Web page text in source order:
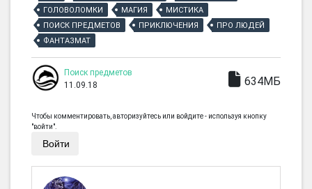
ГОЛОВОЛОМКИ
МАГИЯ
МИСТИКА
ПОИСК ПРЕДМЕТОВ
ПРИКЛЮЧЕНИЯ
ПРО ЛЮДЕЙ
ФАНТАЗМАТ
Поиск предметов
11.09.18
634МБ
Чтобы комментировать, авторизуйтесь или войдите - используя кнопку
"войти".
Войти